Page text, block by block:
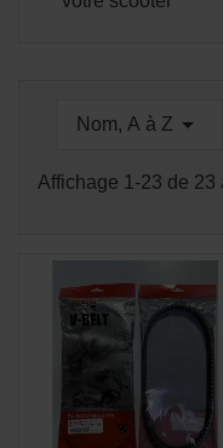
Nom, A à Z 
Affichage 1-23 de 23